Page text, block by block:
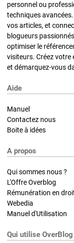
personnel ou
techniques
vos articles, et
blogueurs
optimiser le
visiteurs. Créez votre
et démarquez-vous
Aide
Manuel
Contactez nous
Boite à idées
A propos
Qui sommes nous ?
L'Offre Overblog
Rémunération en
Webedia
Manuel d'Utilisation
Qui utilise OverBlog